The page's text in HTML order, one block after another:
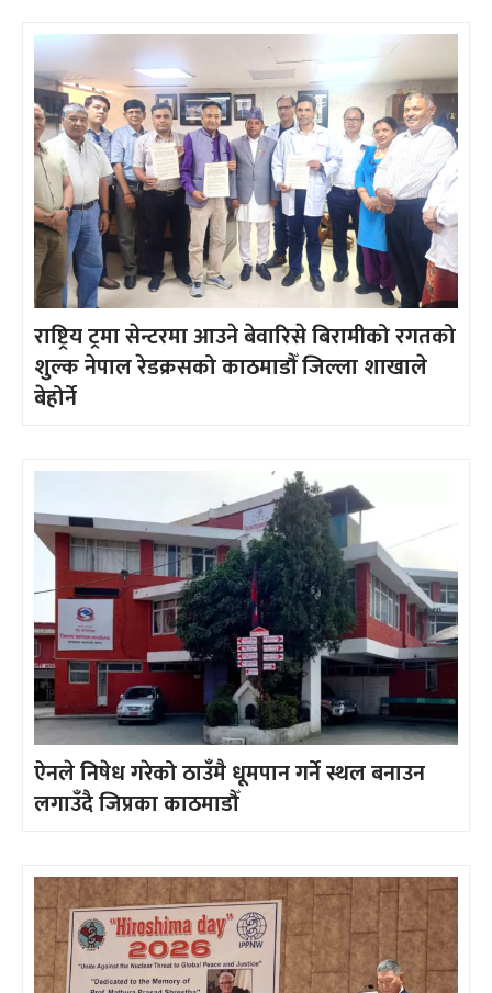
राष्ट्रिय ट्रमा सेन्टरमा आउने बेवारिसे बिरामीको रगतको
शुल्क नेपाल रेडक्रसको काठमाडौँ जिल्ला शाखाले
बेहोर्ने
ऐनले निषेध गरेको ठाउँमै धूमपान गर्ने स्थल बनाउन
लगाउँदै जिप्रका काठमाडौँ